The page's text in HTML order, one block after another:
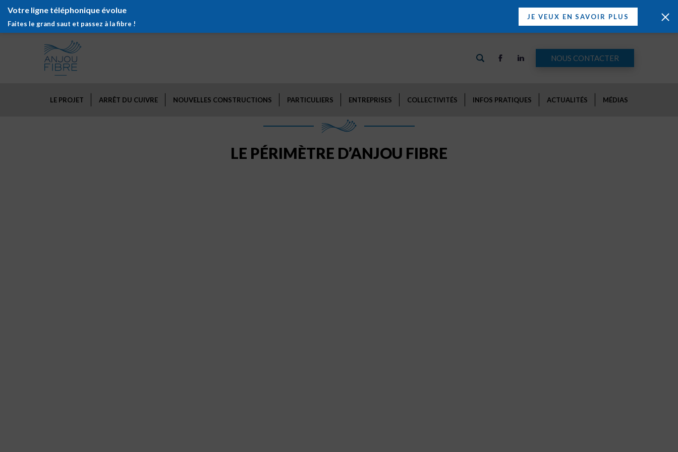
NOUS CONTACTER
LE PROJET ARRÊT DU CUIVRE NOUVELLES CONSTRUCTIONS PARTICULIERS ENTREPRISES COLLECTIVITÉS INFOS PRATIQUES ACTUALITÉS MÉDIAS
LE PÉRIMÈTRE D’ANJOU FIBRE
Votre ligne téléphonique évolue
Faites le grand saut et passez à la fibre !
JE VEUX EN SAVOIR PLUS